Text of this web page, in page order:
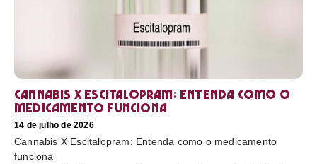
Cannabis X Escitalopram: Entenda como o
medicamento funciona
14 de julho de 2026
Cannabis X Escitalopram: Entenda como o medicamento
funciona